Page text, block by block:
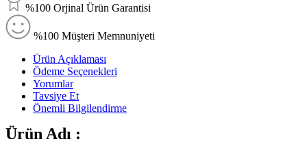
%100 Orjinal Ürün Garantisi
%100 Müşteri Memnuniyeti
Ürün Açıklaması
Ödeme Seçenekleri
Yorumlar
Tavsiye Et
Önemli Bilgilendirme
Ürün Adı :